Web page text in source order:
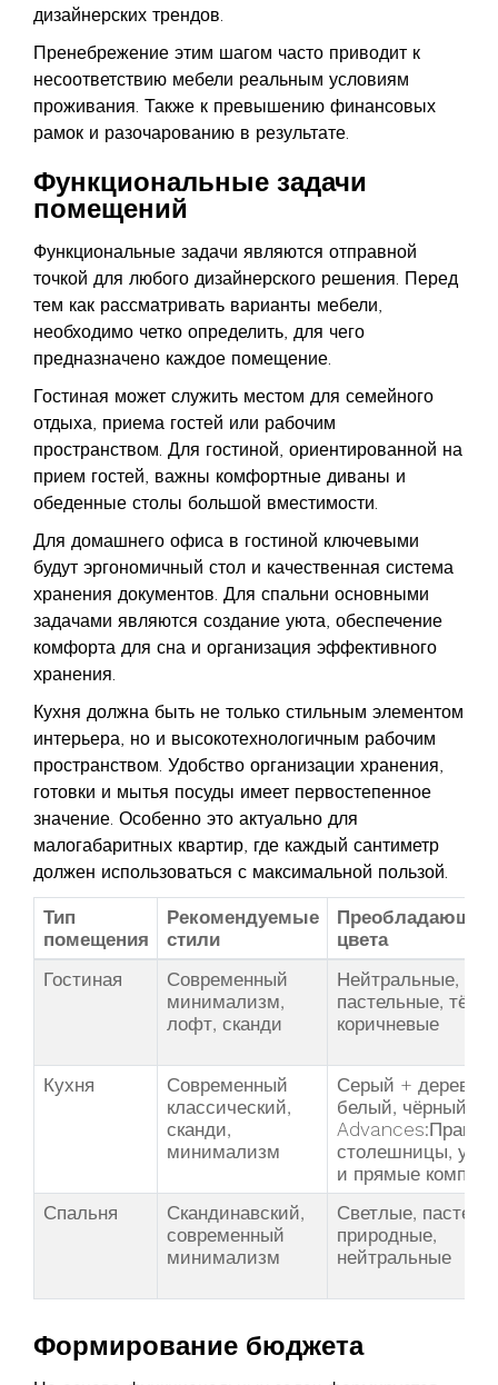
дизайнерских трендов.
Пренебрежение этим шагом часто приводит к
несоответствию мебели реальным условиям
проживания. Также к превышению финансовых
рамок и разочарованию в результате.
Функциональные задачи
помещений
Функциональные задачи являются отправной
точкой для любого дизайнерского решения. Перед
тем как рассматривать варианты мебели,
необходимо четко определить, для чего
предназначено каждое помещение.
Гостиная может служить местом для семейного
отдыха, приема гостей или рабочим
пространством. Для гостиной, ориентированной на
прием гостей, важны комфортные диваны и
обеденные столы большой вместимости.
Для домашнего офиса в гостиной ключевыми
будут эргономичный стол и качественная система
хранения документов. Для спальни основными
задачами являются создание уюта, обеспечение
комфорта для сна и организация эффективного
хранения.
Кухня должна быть не только стильным элементом
интерьера, но и высокотехнологичным рабочим
пространством. Удобство организации хранения,
готовки и мытья посуды имеет первостепенное
значение. Особенно это актуально для
малогабаритных квартир, где каждый сантиметр
должен использоваться с максимальной пользой.
Тип
помещения
Рекомендуемые
стили
Преобладающие
цвета
Гостиная
Современный
минимализм,
лофт, сканди
Нейтральные,
пастельные,
коричневые
Кухня
Современный
классический,
сканди,
минимализм
Серый + дерево,
белый, чёрный
столешницы,
и прямые
Спальня
Скандинавский,
современный
минимализм
Светлые,
природные,
нейтральные
Формирование бюджета